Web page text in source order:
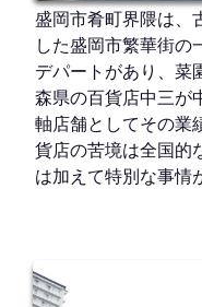
盛岡市肴町界隈は、
した盛岡市繁華街の
デパートがあり、菜
森県の百貨店中三が
軸店舗としてその業
貨店の苦境は全国的
は加えて特別な事情